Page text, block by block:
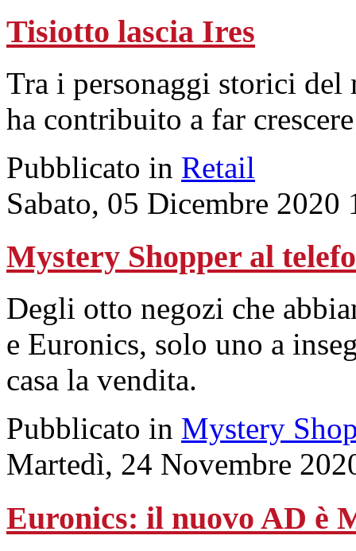
Tisiotto lascia Ires
Tra i personaggi storici del
ha contribuito a far
Pubblicato in Retail
Sabato, 05 Dicembre 2020
Mystery Shopper al
Degli otto negozi che
e Euronics, solo uno a
casa la vendita.
Pubblicato in Mystery
Martedì, 24 Novembre
Euronics: il nuovo AD è